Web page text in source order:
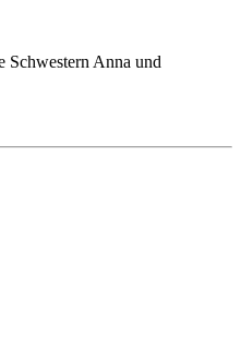
Schwestern Anna und